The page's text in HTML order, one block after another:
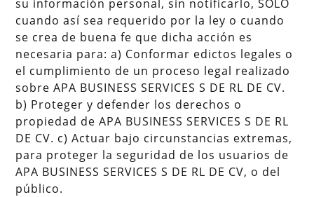
su información personal, sin notificarlo, SÓLO
cuando así sea requerido por la ley o cuando
se crea de buena fe que dicha acción es
necesaria para: a) Conformar edictos legales o
el cumplimiento de un proceso legal realizado
sobre APA BUSINESS SERVICES S DE RL DE CV.
b) Proteger y defender los derechos o
propiedad de APA BUSINESS SERVICES S DE RL
DE CV. c) Actuar bajo circunstancias extremas,
para proteger la seguridad de los usuarios de
APA BUSINESS SERVICES S DE RL DE CV, o del
público.